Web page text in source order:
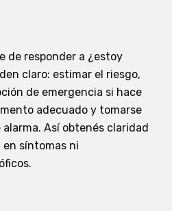
de responder a ¿estoy
claro: estimar el riesgo,
de emergencia si hace
adecuado y tomarse
Así obtenés claridad
síntomas ni